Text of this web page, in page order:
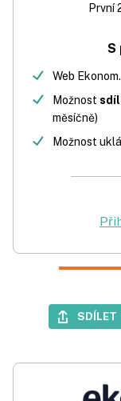
První
S
Web
Možnost
měsíčně)
Možnost
SDÍLET